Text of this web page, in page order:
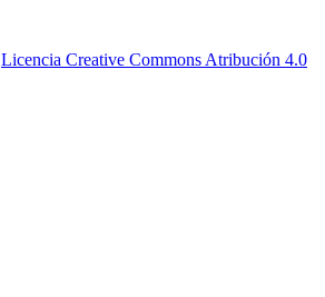
Licencia Creative Commons Atribución 4.0